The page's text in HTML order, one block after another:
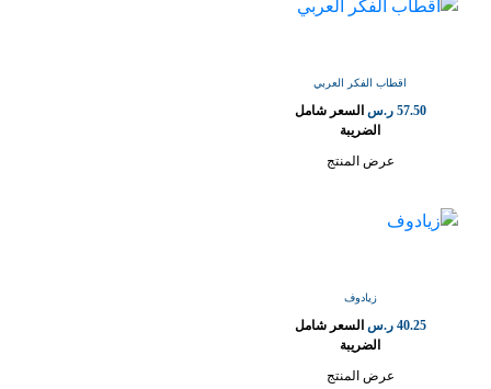
اقطاب الفكر العربي
57.50 ر.س السعر شامل
الضريبة
عرض المنتج
زيادوف
40.25 ر.س السعر شامل
الضريبة
عرض المنتج